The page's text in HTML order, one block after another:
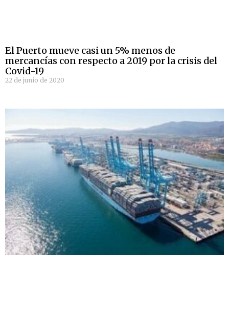
El Puerto mueve casi un 5% menos de
mercancías con respecto a 2019 por la crisis del
Covid-19
22 de junio de 2020